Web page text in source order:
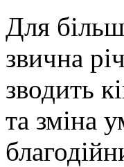
Для
звична
зводить
та зміна